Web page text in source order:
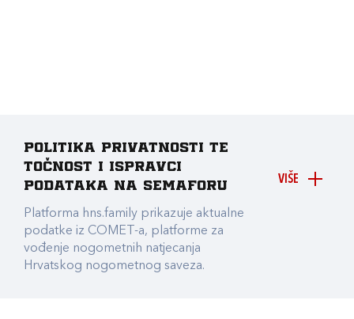
VIŠE
Politika privatnosti te
točnost i ispravci
podataka na Semaforu
Platforma hns.family prikazuje aktualne
podatke iz COMET-a, platforme za
vođenje nogometnih natjecanja
Hrvatskog nogometnog saveza.